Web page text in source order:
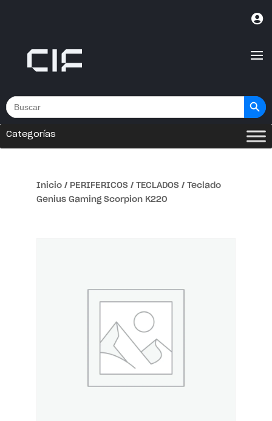

Buscar: Botón de
Categorías
Inicio/ PERIFERICOS / TECLADOS / Teclado
Genius Gaming Scorpion K220